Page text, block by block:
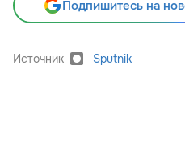
Подпишитесь на
Источник Sputnik